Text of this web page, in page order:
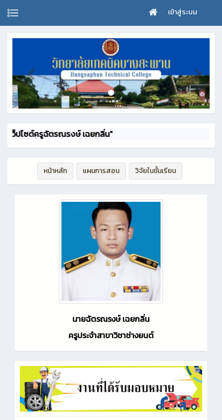
เข้าสู่ระบบ
ครูฉัตรณรงษ์ เฉยกลิ่น"
หน้าหลัก แผนการสอน วิจัยในชั้นเรียน
นายฉัตรณรงษ์ เฉยกลิ่น
ครูประจำสาขาวิชาช่างยนต์